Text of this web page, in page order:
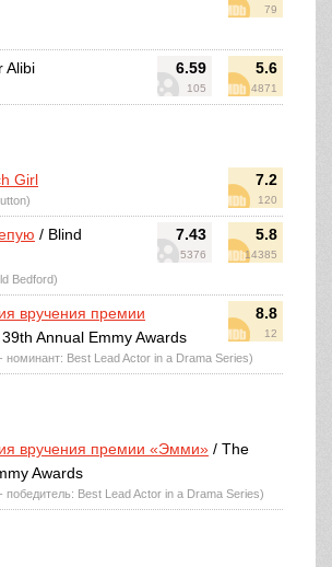
79
6.59
105
5.6
4871
Alibi
7.2
120
Girl
7.43
5376
5.8
14385
/ Blind
Bedford)
8.8
12
вручения премии
Annual Emmy Awards
Best Lead Actor in a Drama Series)
вручения премии «Эмми» / The
Awards
Best Lead Actor in a Drama Series)